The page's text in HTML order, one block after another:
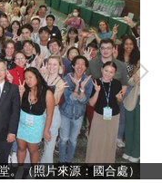
。（照片來源：國合處）